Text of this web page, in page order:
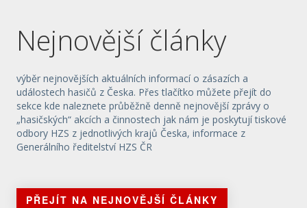
Nejnovější články
výběr nejnovějších aktuálních informací o zásazích a
událostech hasičů z Česka. Přes tlačítko můžete přejít do
sekce kde naleznete průběžně denně nejnovější zprávy o
„hasičských“ akcích a činnostech jak nám je poskytují tiskové
odbory HZS z jednotlivých krajů Česka, informace z
Generálního ředitelství HZS ČR
PŘEJÍT NA NEJNOVĚJŠÍ ČLÁNKY